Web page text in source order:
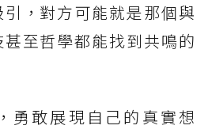
，對方可能就是那個與
至哲學都能找到共鳴的
勇敢展現自己的真實想